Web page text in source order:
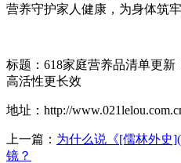
营养守护家人健康，为身体筑牢
标题：618家庭营养品清单更新
高活性更长效
地址：http://
上一篇： 为什么说《[儒林外史
镜？